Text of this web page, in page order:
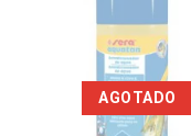
AGOTADO